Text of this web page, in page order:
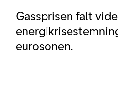
Gassprisen falt
eurosonen.